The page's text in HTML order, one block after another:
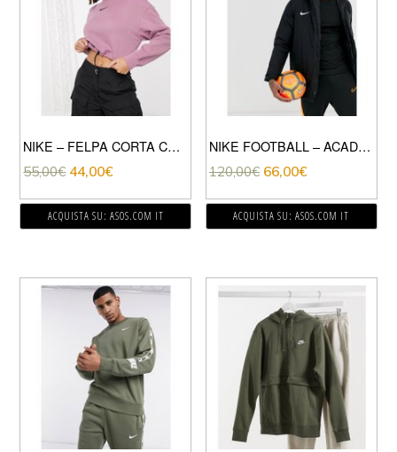
NIKE – FELPA CORTA CON FONDO ELASTICIZZATO CON COULISSE E LOGO NIKE PICCOLO VIOLA
55,00€ 44,00€
ACQUISTA SU: ASOS.COM IT
NIKE FOOTBALL – ACADEMY – PARKA IMBOTTITO NERO
120,00€ 66,00€
ACQUISTA SU: ASOS.COM IT